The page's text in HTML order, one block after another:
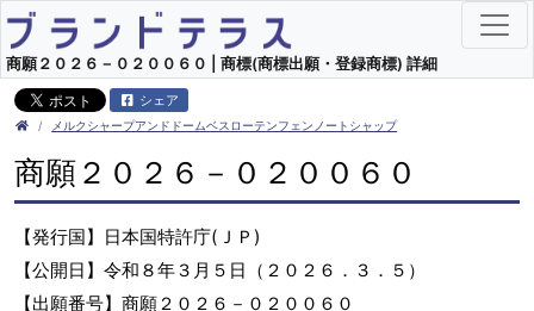
商願２０２６－０２００６０ | 商標(商標出願・登録商標) 詳細
シェア
メルクシャープアンドドームベスローテンフェンノートシャップ
商願２０２６－０２００６０
【発行国】日本国特許庁(ＪＰ)
【公開日】令和８年３月５日（２０２６．３．５）
【出願番号】商願２０２６－０２００６０